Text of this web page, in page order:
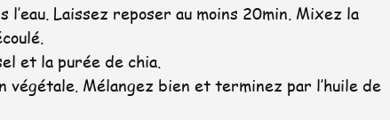
l’eau. Laissez reposer au moins 20min. Mixez la
et la purée de chia.
Mélangez bien et terminez par l’huile de